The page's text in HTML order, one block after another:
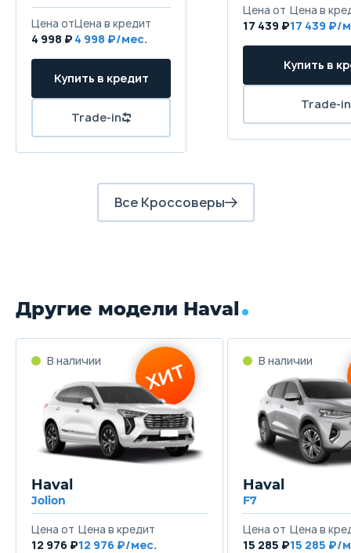
амортизаторами, со стабилизатором поперечной
Передние тормоза
Дисковые вентилируемые
Задние тормоза
Дисковые
Цена от
4 998 ₽
Цена в кредит
4 998 ₽/мес.
Купить в кредит
Trade-in
Цена от
17 439 ₽
Цена в
17 439 ₽/
Купить в
Trade-in
Все Кроссоверы
Другие модели Haval
В наличии ХИТ
Haval
Jolion
Цена от
12 976 ₽
Цена в кредит
12 976 ₽/мес.
В наличии
Haval
F7
Цена от
15 285 ₽
Цена в
15 285 ₽/